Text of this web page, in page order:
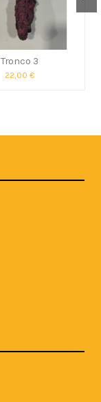
Tronco 3
22,00 €